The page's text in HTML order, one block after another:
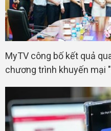
MyTV công bố kết quả
chương trình khuyến mại